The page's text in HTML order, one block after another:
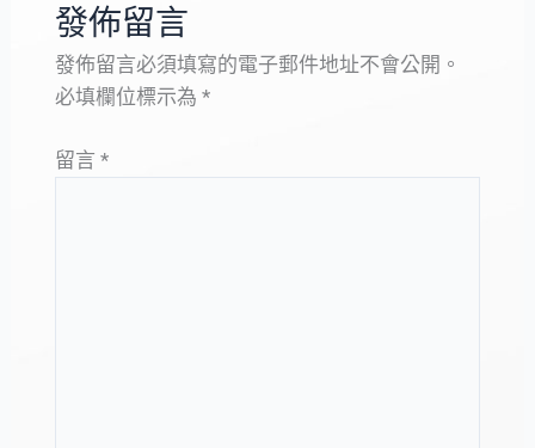
發佈留言
發佈留言必須填寫的電子郵件地址不會公開。
必填欄位標示為 *
留言 *